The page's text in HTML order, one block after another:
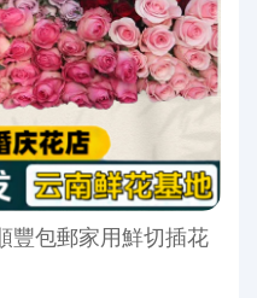
豐包郵家用鮮切插花